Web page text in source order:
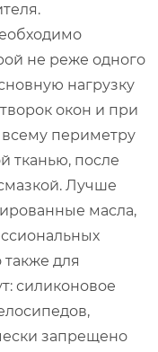
не реже одного
нагрузку
окон и при
периметру
тканью, после
Лучше
масла,
для
силиконовое
запрещено